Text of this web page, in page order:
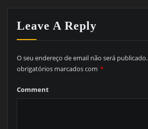
Leave A Reply
O seu endereço de email não será publicado.
obrigatórios marcados com *
Comment